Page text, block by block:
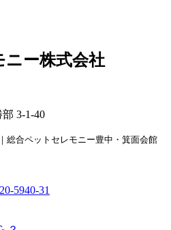
ー株式会社
3-1-40
総合ペットセレモニー豊中・箕面会館
5940-31